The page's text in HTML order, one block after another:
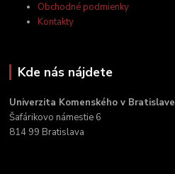
Obchodné podmienky
Kontakty
Kde nás nájdete
Univerzita Komenského v Bratislave
Šafárikovo námestie 6
814 99 Bratislava